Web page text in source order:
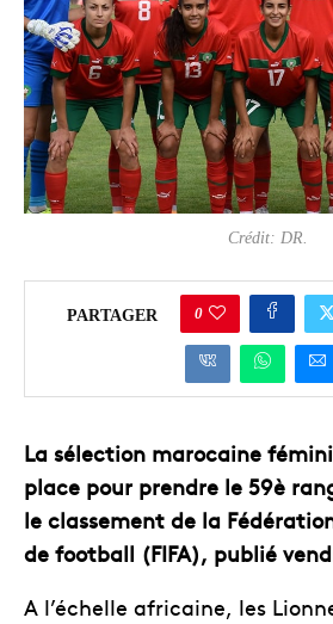
Crédit: DR.
PARTAGER 0
La sélection marocaine
place pour prendre le 59è
le classement de la
de football (FIFA), publié
A l’échelle africaine, les